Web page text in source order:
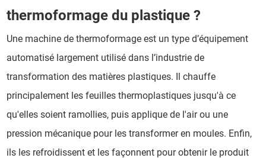
thermoformage du plastique ?
Une machine de thermoformage est un type d’équipement
automatisé largement utilisé dans l’industrie de
transformation des matières plastiques. Il chauffe
principalement les feuilles thermoplastiques jusqu'à ce
qu'elles soient ramollies, puis applique de l'air ou une
pression mécanique pour les transformer en moules. Enfin,
ils les refroidissent et les façonnent pour obtenir le produit